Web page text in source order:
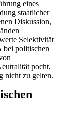
eines
staatlicher
Diskussion,
Selektivität
bei politischen
pocht,
nicht zu gelten.